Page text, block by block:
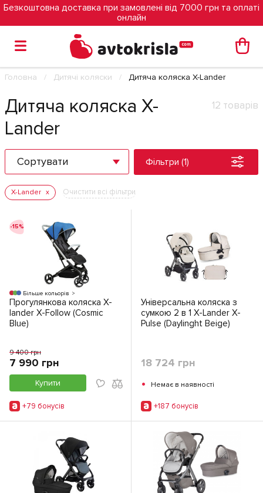
Безкоштовна доставка при замовлені від 7000 грн та оплаті
онлайн
Головна Дитячі коляски Дитяча коляска X-Lander
Дитяча коляска X-
Lander
12 товарів
Сортувати Фільтри (1)
X-Lander Очистити всі фільтри
-15%
Більше кольорів
Прогулянкова коляска X-
lander X-Follow (Cosmic
Blue)
9 400 грн
7 990 грн
Купити
+79 бонусiв
Універсальна коляска з
сумкою 2 в 1 X-Lander X-
Pulse (Daylinght Beige)
18 724 грн
• Немає в наявності
+187 бонусiв